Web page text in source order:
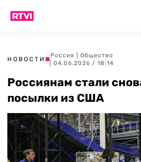
НОВОСТИ
Россия
Общество
| 04.06.2026 / 18:14
Россиянам стали
посылки из США